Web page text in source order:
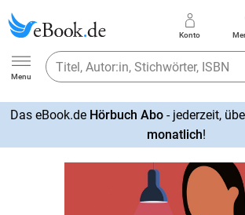
Ebook.de
Menu
Konto
Das eBook.de Hörbuch Abo- jederzeit,
monatlich!